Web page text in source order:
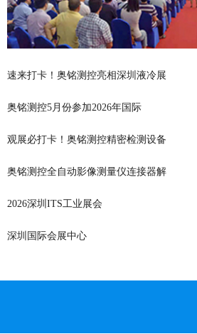
速来打卡！奥铭测控亮相深圳液冷展
奥铭测控5月份参加2026年国际
观展必打卡！奥铭测控精密检测设备
奥铭测控全自动影像测量仪连接器解
2026深圳ITS工业展会
深圳国际会展中心